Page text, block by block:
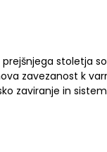
stoletja
zavezanost k
zaviranje in